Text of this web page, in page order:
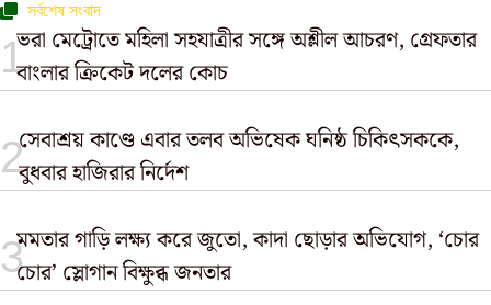
সর্বশেষ সংবাদ
ভরা মেট্রোতে মহিলা সহযাত্রীর সঙ্গে অশ্লীল আচরণ, গ্রেফতার
বাংলার ক্রিকেট দলের কোচ
সেবাশ্রয় কাণ্ডে এবার তলব অভিষেক ঘনিষ্ঠ চিকিৎসককে,
বুধবার হাজিরার নির্দেশ
মমতার গাড়ি লক্ষ্য করে জুতো, কাদা ছোড়ার অভিযোগ, ‘চোর
চোর’ স্লোগান বিক্ষুব্ধ জনতার